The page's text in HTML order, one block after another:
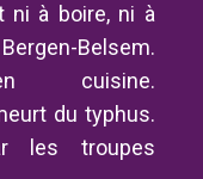
ni à boire, ni à
Belsem.
cuisine.
du typhus.
les troupes